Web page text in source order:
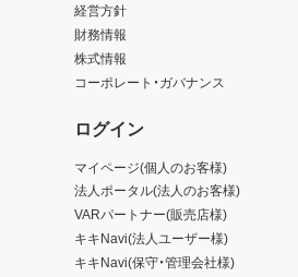
経営方針
財務情報
株式情報
コーポレート・ガバナンス
ログイン
マイページ(個人のお客様)
法人ポータル(法人のお客様)
VARパートナー(販売店様)
キキNavi(法人ユーザー様)
キキNavi(保守・管理会社様)